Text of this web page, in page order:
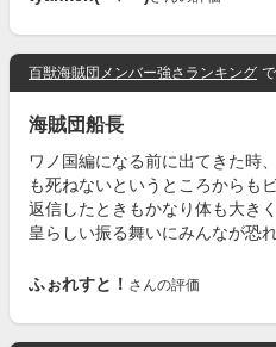
百獣海賊団メンバー強さランキング
海賊団船長
ワノ国編になる前に出てきた時
も死ねないというところからも
返信したときもかなり体も大き
皇らしい振る舞いにみんなが恐
ふぉれすと！ さんの評価